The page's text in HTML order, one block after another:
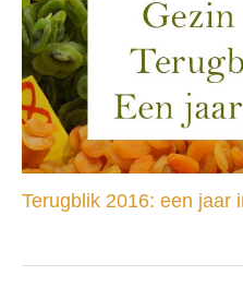
Terugblik 2016: een jaar